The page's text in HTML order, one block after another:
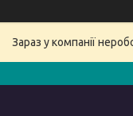
Зараз у компанії